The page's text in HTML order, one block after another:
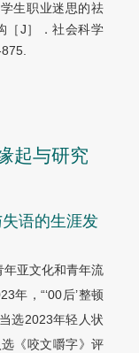
生职业迷思的祛
［J］．社会科学
起与研究
语的生涯发
年亚文化和青年流
年，“‘00后’整顿
选2023年轻人状
《咬文嚼字》评